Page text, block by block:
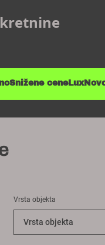
Snižene ceneLux
Vrsta objekta